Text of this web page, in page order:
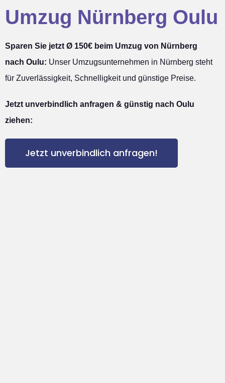
Umzug Nürnberg Oulu
Sparen Sie jetzt Ø 150€ beim Umzug von Nürnberg
nach Oulu: Unser Umzugsunternehmen in Nürnberg steht
für Zuverlässigkeit, Schnelligkeit und günstige Preise.
Jetzt unverbindlich anfragen & günstig nach Oulu
ziehen:
Jetzt unverbindlich anfragen!